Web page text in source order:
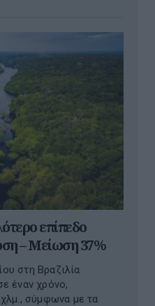
επίπεδο
– Μείωση 37%
στη Βραζιλία
έναν χρόνο,
σύμφωνα με τα